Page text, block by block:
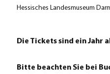
Hessisches Landesmuseum
Die Tickets sind ein Jahr
Bitte beachten Sie bei